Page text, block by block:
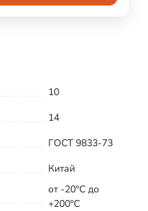
10
14
ГОСТ 9833-73
Китай
от -20°С до
+200°С